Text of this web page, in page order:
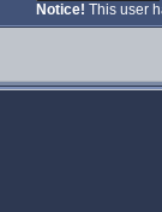
Notice! This user